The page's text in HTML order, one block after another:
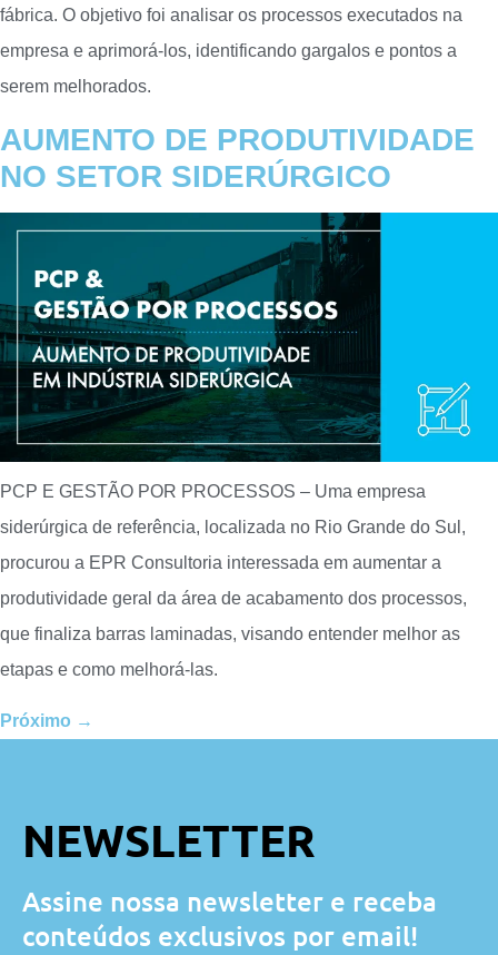
fábrica. O objetivo foi analisar os processos executados na
empresa e aprimorá-los, identificando gargalos e pontos a
serem melhorados.
AUMENTO DE PRODUTIVIDADE
NO SETOR SIDERÚRGICO
PCP E GESTÃO POR PROCESSOS – Uma empresa
siderúrgica de referência, localizada no Rio Grande do Sul,
procurou a EPR Consultoria interessada em aumentar a
produtividade geral da área de acabamento dos processos,
que finaliza barras laminadas, visando entender melhor as
etapas e como melhorá-las.
Próximo →
NEWSLETTER
Assine nossa newsletter e receba
conteúdos exclusivos por email!